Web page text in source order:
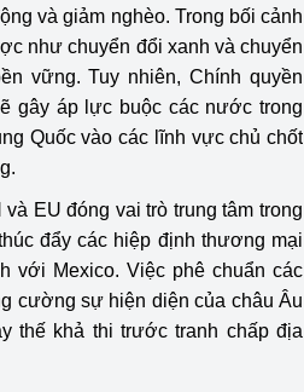
Album ảnh bảo vệ môi trường
Văn bản về môi trường
Đọc báo giúp bạn
tư tưởng của Đảng
Người dân
mại Khu vực miền Bắc
Khu vực miền Nam
ngoài
Thị trường châu Á – châu Phi
Thị trường châu Âu – châu Mỹ
nước
đưa nghị quyết
vào cuộc sống
và giảm nghèo. Trong bối cảnh
như chuyển đổi xanh và chuyển
vững. Tuy nhiên, Chính quyền
gây áp lực buộc các nước trong
Quốc vào các lĩnh vực chủ chốt
EU đóng vai trò trung tâm trong
đẩy các hiệp định thương mại
với Mexico. Việc phê chuẩn các
cường sự hiện diện của châu Âu
thế khả thi trước tranh chấp địa